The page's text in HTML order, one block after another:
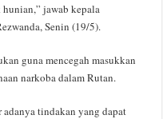
jawab kepala
Senin (19/5).
guna mencegah masukkan
narkoba dalam Rutan.
tindakan yang dapat